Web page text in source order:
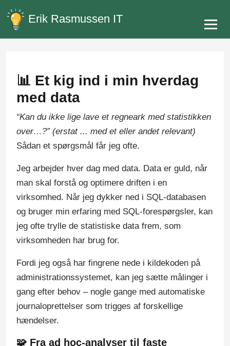
Erik Rasmussen IT
📊 Et kig ind i min hverdag
med data
“Kan du ikke lige lave et regneark med statistikken
over…?” (erstat ... med et eller andet relevant)
Sådan et spørgsmål får jeg ofte.
Jeg arbejder hver dag med data. Data er guld, når
man skal forstå og optimere driften i en
virksomhed. Når jeg dykker ned i SQL-databasen
og bruger min erfaring med SQL-forespørgsler, kan
jeg ofte trylle de statistiske data frem, som
virksomheden har brug for.
Fordi jeg også har fingrene nede i kildekoden på
administrationssystemet, kan jeg sætte målinger i
gang efter behov – nogle gange med automatiske
journaloprettelser som trigges af forskellige
hændelser.
🧩 Fra ad hoc-analyser til faste